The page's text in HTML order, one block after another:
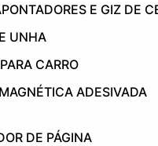
E GIZ DE
UNHA
CARRO
ADESIVADA
DE PÁGINA